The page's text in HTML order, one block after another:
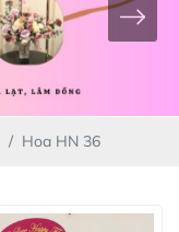
Hoa HN 36